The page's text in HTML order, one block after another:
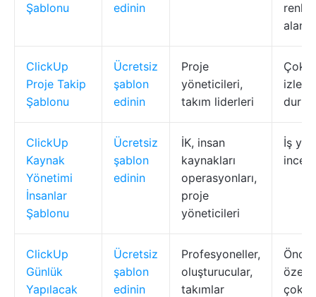
Şablonu
edinin
renk
ClickUp
Proje Takip
Şablonu
Ücretsiz
şablon
edinin
Proje
yöneticileri,
takım liderleri
ClickUp
Kaynak
Yönetimi
İnsanlar
Şablonu
Ücretsiz
şablon
edinin
İK, insan
kaynakları
operasyonları,
proje
yöneticileri
İş
ClickUp
Günlük
Yapılacak
Ücretsiz
şablon
edinin
Profesyoneller,
oluşturucular,
takımlar
özel
çoklu